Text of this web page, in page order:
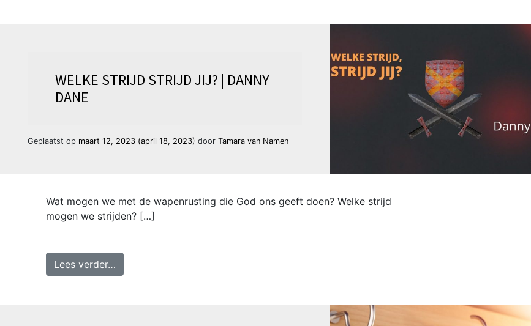
WELKE STRIJD STRIJD JIJ? | DANNY
DANE
Geplaatst op maart 12, 2023(april 18, 2023) door Tamara van Namen
Wat mogen we met de wapenrusting die God ons geeft doen? Welke strijd
mogen we strijden? […]
Lees verder…